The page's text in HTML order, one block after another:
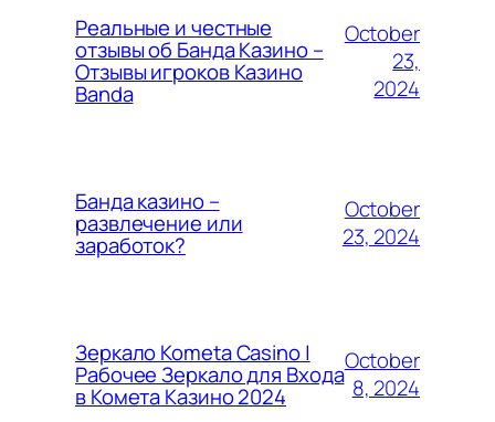
Реальные и честные
отзывы об Банда Казино –
Отзывы игроков Казино
Banda
October
23,
2024
Банда казино –
развлечение или
заработок?
October
23, 2024
Зеркало Kometa Casino |
Рабочее Зеркало для Входа
в Комета Казино 2024
October
8, 2024